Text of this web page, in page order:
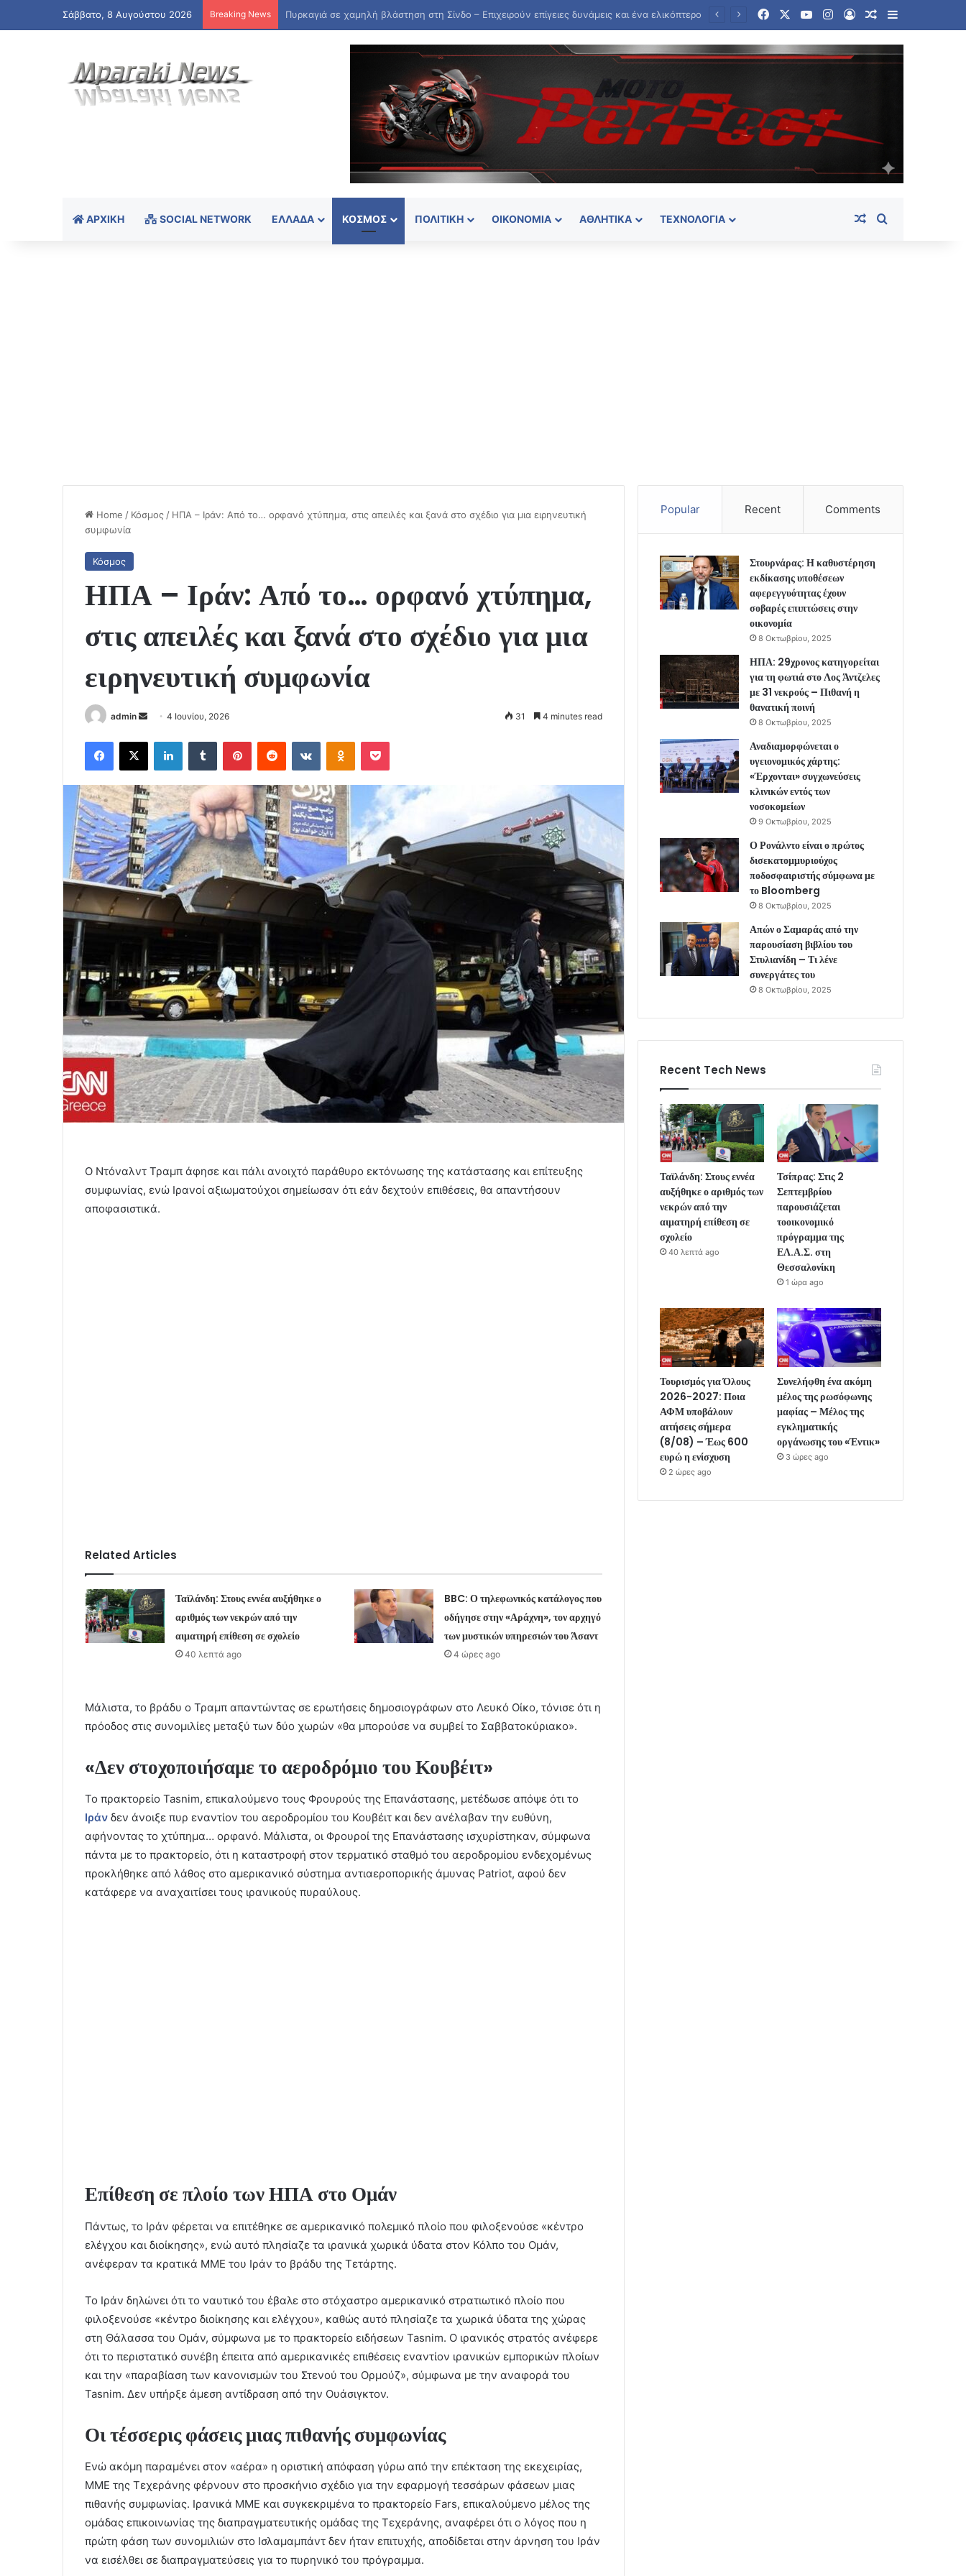
Σάββατο, 8 Αυγούστου 2026 Breaking News Ταϊλάνδη: Στους εννέα αυξήθηκε ο αριθμός των νεκρών από την αιματηρή επίθεση σε σχολείο FacebookYouTubeInstagram
Log InRandom Article
Sidebar
ΑΡΧΙΚΉ SOCIAL NETWORK ΕΛΛΆΔΑ ΚΌΣΜΟΣ ΠΟΛΙΤΙΚΉ ΟΙΚΟΝΟΜΊΑ ΑΘΛΗΤΙΚΆ ΤΕΧΝΟΛΟΓΊΑ Random Article
Home / Κόσμος / ΗΠΑ – Ιράν: Από το… ορφανό χτύπημα, στις απειλές και ξανά στο σχέδιο για μια ειρηνευτική
συμφωνία
Κόσμος
ΗΠΑ – Ιράν: Από το… ορφανό χτύπημα,
στις απειλές και ξανά στο σχέδιο για μια
ειρηνευτική συμφωνία
admin
Send
email
4 Ιουνίου, 2026 31 4 minutes read
Facebook
X LinkedInTumblr PinterestReddit VKontakteOdnoklassniki
Pocket
Ο Ντόναλντ Τραμπ άφησε και πάλι ανοιχτό παράθυρο εκτόνωσης της κατάστασης και επίτευξης
συμφωνίας, ενώ Ιρανοί αξιωματούχοι σημείωσαν ότι εάν δεχτούν επιθέσεις, θα απαντήσουν
αποφασιστικά.
Related Articles
Ταϊλάνδη: Στους εννέα αυξήθηκε ο
αριθμός των νεκρών από την
αιματηρή επίθεση σε σχολείο
40 λεπτά ago
BBC: Ο τηλεφωνικός κατάλογος που
οδήγησε στην «Αράχνη», τον αρχηγό
των μυστικών υπηρεσιών του Άσαντ
4 ώρες ago
Μάλιστα, το βράδυ ο Τραμπ απαντώντας σε ερωτήσεις δημοσιογράφων στο Λευκό Οίκο, τόνισε ότι η
πρόοδος στις συνομιλίες μεταξύ των δύο χωρών «θα μπορούσε να συμβεί το Σαββατοκύριακο».
«Δεν στοχοποιήσαμε το αεροδρόμιο του Κουβέιτ»
Το πρακτορείο Tasnim, επικαλούμενο τους Φρουρούς της Επανάστασης, μετέδωσε απόψε ότι το
Ιράν δεν άνοιξε πυρ εναντίον του αεροδρομίου του Κουβέιτ και δεν ανέλαβαν την ευθύνη,
αφήνοντας το χτύπημα… ορφανό. Μάλιστα, οι Φρουροί της Επανάστασης ισχυρίστηκαν, σύμφωνα
πάντα με το πρακτορείο, ότι η καταστροφή στον τερματικό σταθμό του αεροδρομίου ενδεχομένως
προκλήθηκε από λάθος στο αμερικανικό σύστημα αντιαεροπορικής άμυνας Patriot, αφού δεν
κατάφερε να αναχαιτίσει τους ιρανικούς πυραύλους.
Επίθεση σε πλοίο των ΗΠΑ στο Ομάν
Πάντως, το Ιράν φέρεται να επιτέθηκε σε αμερικανικό πολεμικό πλοίο που φιλοξενούσε «κέντρο
ελέγχου και διοίκησης», ενώ αυτό πλησίαζε τα ιρανικά χωρικά ύδατα στον Κόλπο του Ομάν,
ανέφεραν τα κρατικά ΜΜΕ του Ιράν το βράδυ της Τετάρτης.
Το Ιράν δηλώνει ότι το ναυτικό του έβαλε στο στόχαστρο αμερικανικό στρατιωτικό πλοίο που
φιλοξενούσε «κέντρο διοίκησης και ελέγχου», καθώς αυτό πλησίαζε τα χωρικά ύδατα της χώρας
στη Θάλασσα του Ομάν, σύμφωνα με το πρακτορείο ειδήσεων Tasnim. Ο ιρανικός στρατός ανέφερε
ότι το περιστατικό συνέβη έπειτα από αμερικανικές επιθέσεις εναντίον ιρανικών εμπορικών πλοίων
και την «παραβίαση των κανονισμών του Στενού του Ορμούζ», σύμφωνα με την αναφορά του
Tasnim. Δεν υπήρξε άμεση αντίδραση από την Ουάσιγκτον.
Οι τέσσερις φάσεις μιας πιθανής συμφωνίας
Ενώ ακόμη παραμένει στον «αέρα» η οριστική απόφαση γύρω από την επέκταση της εκεχειρίας,
ΜΜΕ της Τεχεράνης φέρνουν στο προσκήνιο σχέδιο για την εφαρμογή τεσσάρων φάσεων μιας
πιθανής συμφωνίας. Ιρανικά ΜΜΕ και συγκεκριμένα το πρακτορείο Fars, επικαλούμενο μέλος της
ομάδας επικοινωνίας της διαπραγματευτικής ομάδας της Τεχεράνης, αναφέρει ότι ο λόγος που η
πρώτη φάση των συνομιλιών στο Ισλαμαμπάντ δεν ήταν επιτυχής, αποδίδεται στην άρνηση του Ιράν
να εισέλθει σε διαπραγματεύσεις για το πυρηνικό του πρόγραμμα.
Popular Recent Comments
Στουρνάρας: Η καθυστέρηση
εκδίκασης υποθέσεων
αφερεγγυότητας έχουν
σοβαρές επιπτώσεις στην
οικονομία
8 Οκτωβρίου, 2025
ΗΠΑ: 29χρονος κατηγορείται
για τη φωτιά στο Λος Άντζελες
με 31 νεκρούς – Πιθανή η
θανατική ποινή
8 Οκτωβρίου, 2025
Αναδιαμορφώνεται ο
υγειονομικός χάρτης:
«Έρχονται» συγχωνεύσεις
κλινικών εντός των
νοσοκομείων
9 Οκτωβρίου, 2025
Ο Ρονάλντο είναι ο πρώτος
δισεκατομμυριούχος
ποδοσφαιριστής σύμφωνα με
το Bloomberg
8 Οκτωβρίου, 2025
Απών ο Σαμαράς από την
παρουσίαση βιβλίου του
Στυλιανίδη – Τι λένε
συνεργάτες του
8 Οκτωβρίου, 2025
Recent Tech News
Ταϊλάνδη: Στους εννέα
αυξήθηκε ο αριθμός των
νεκρών από την
αιματηρή επίθεση σε
σχολείο
40 λεπτά ago
Τσίπρας: Στις 2
Σεπτεμβρίου
παρουσιάζεται
τοοικονομικό
πρόγραμμα της
ΕΛ.Α.Σ. στη
Θεσσαλονίκη
1 ώρα ago
Τουρισμός για Όλους
2026-2027: Ποια
ΑΦΜ υποβάλουν
αιτήσεις σήμερα
(8/08) – Έως 600
ευρώ η ενίσχυση
2 ώρες ago
Συνελήφθη ένα ακόμη
μέλος της ρωσόφωνης
μαφίας – Μέλος της
εγκληματικής
οργάνωσης του «Έντικ»
3 ώρες ago